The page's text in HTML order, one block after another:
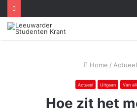
Home / Actueel
Actueel Uitgaan Van
Hoe zit het